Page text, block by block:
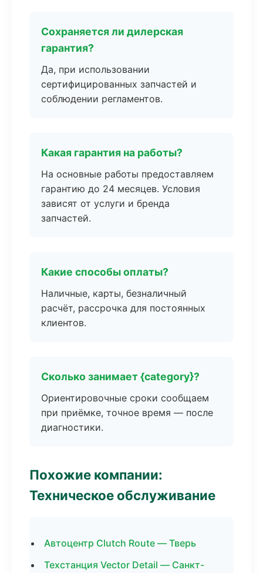
Сохраняется ли дилерская
гарантия?
Да, при использовании
сертифицированных запчастей и
соблюдении регламентов.
Какая гарантия на работы?
На основные работы предоставляем
гарантию до 24 месяцев. Условия
зависят от услуги и бренда
запчастей.
Какие способы оплаты?
Наличные, карты, безналичный
расчёт, рассрочка для постоянных
клиентов.
Сколько занимает {category}?
Ориентировочные сроки сообщаем
при приёмке, точное время — после
диагностики.
Похожие компании:
Техническое обслуживание
Автоцентр Clutch Route — Тверь
Техстанция Vector Detail — Санкт-